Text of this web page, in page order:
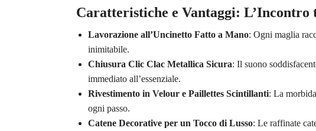
Caratteristiche e Vantaggi: L’Incontro
Lavorazione all’Uncinetto Fatto a Mano: Ogni maglia
inimitabile.
Chiusura Clic Clac Metallica Sicura: Il suono
immediato all’essenziale.
Rivestimento in Velour e Paillettes Scintillanti: La
ogni passo.
Catene Decorative per un Tocco di Lusso: Le raffinate